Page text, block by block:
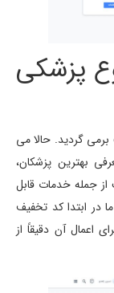
پزشکی
گردید. حالا می
بهترین پزشکان،
از جمله خدمات قابل
در ابتدا کد تخفیف
اعمال آن دقیقاً از